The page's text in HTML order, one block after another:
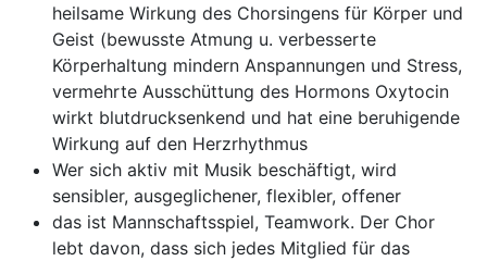
heilsame Wirkung des Chorsingens für Körper und
Geist (bewusste Atmung u. verbesserte
Körperhaltung mindern Anspannungen und Stress,
vermehrte Ausschüttung des Hormons Oxytocin
wirkt blutdrucksenkend und hat eine beruhigende
Wirkung auf den Herzrhythmus
Wer sich aktiv mit Musik beschäftigt, wird
sensibler, ausgeglichener, flexibler, offener
das ist Mannschaftsspiel, Teamwork. Der Chor
lebt davon, dass sich jedes Mitglied für das